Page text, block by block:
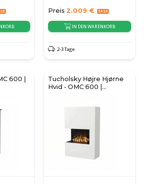
Preis 2.009 €
IN DEN WARENKORB
2-3 Tage
600 |
Tucholsky Højre Hjørne
Hvid - OMC 600 |